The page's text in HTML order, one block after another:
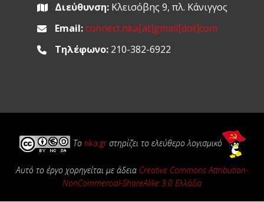
Διεύθυνση:Κλεισόβης 9, πλ. Κάνιγγος
Email: connect.nka[at]gmail[dot]com
Τηλέφωνο:210-382-6922
Το nka.gr στηρίζει το ελεύθερο λογισμικό
Αυτό το έργο χορηγείται με άδεια Creative Commons Attribution-
NonCommercial-ShareAlike 3.0 Ελλάδα